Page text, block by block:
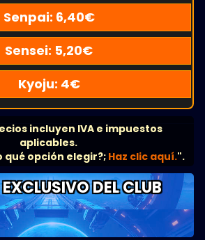
Senpai: 6,40€
Sensei: 5,20€
Kyoju: 4€
incluyen IVA e impuestos
aplicables.
qué opción elegir?; Haz clic aquí.".
DEL CLUB